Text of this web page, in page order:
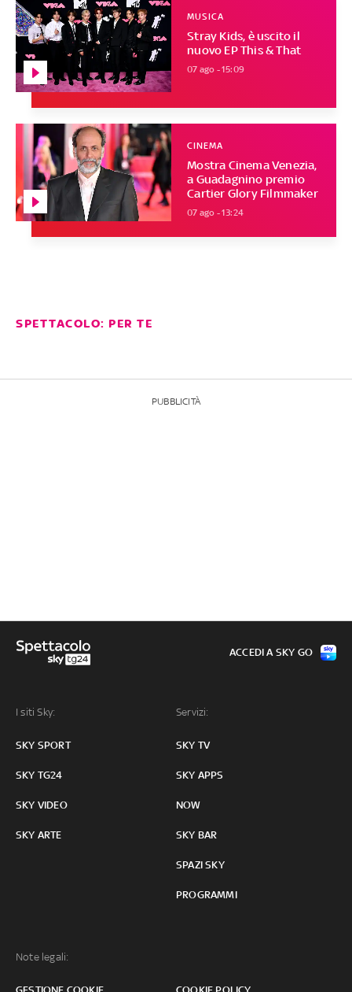
Stray Kids, è uscito il
nuovo EP This & That
MUSICA
07 ago - 15:09
Mostra Cinema Venezia,
a Guadagnino premio
Cartier Glory Filmmaker
CINEMA
07 ago - 13:24
SPETTACOLO: PER TE
PUBBLICITÀ
I siti Sky:
SKY SPORT
SKY TG24
SKY VIDEO
SKY ARTE
Servizi:
SKY TV
SKY APPS
NOW
SKY BAR
SPAZI SKY
PROGRAMMI
Note legali:
ACCEDI A SKY GO